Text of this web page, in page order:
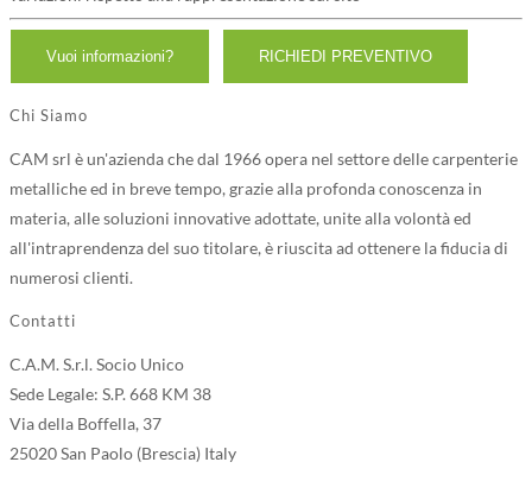
Chi Siamo
CAM srl è un'azienda che dal 1966 opera nel settore delle carpenterie
metalliche ed in breve tempo, grazie alla profonda conoscenza in
materia, alle soluzioni innovative adottate, unite alla volontà ed
all'intraprendenza del suo titolare, è riuscita ad ottenere la fiducia di
numerosi clienti.
Contatti
C.A.M. S.r.l. Socio Unico
Sede Legale: S.P. 668 KM 38
Via della Boffella, 37
25020 San Paolo (Brescia) Italy